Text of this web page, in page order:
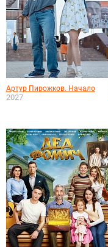
Артур Пирожков. Начало
2027